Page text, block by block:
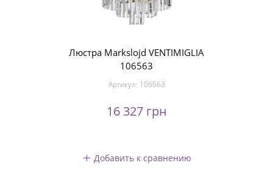
Люстра Markslojd VENTIMIGLIA
106563
Артикул: 106563
16 327 грн
Добавить к сравнению